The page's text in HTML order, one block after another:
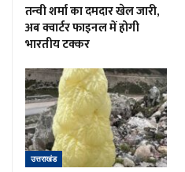
तन्वी शर्मा का दमदार खेल जारी,
अब क्वार्टर फाइनल में होगी
भारतीय टक्कर
उत्तराखंड